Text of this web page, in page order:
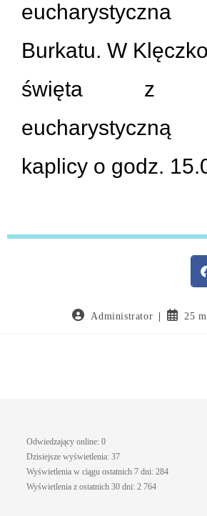
Burkatu. W
święta z
kaplicy o godz.
Administrator 25
Odwiedzający online:0
Dzisiejsze wyświetlenia:37
Wyświetlenia w ciągu ostatnich 7 dni:284
Wyświetlenia z ostatnich 30 dni:2 764